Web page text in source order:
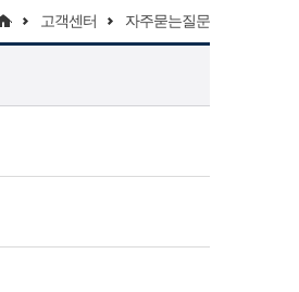
고객센터 자주묻는질문